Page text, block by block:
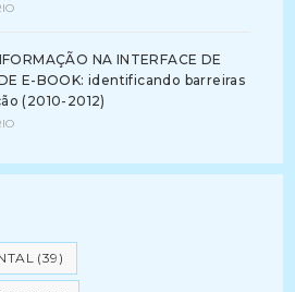
NA INTERFACE DE
E-BOOK: identificando barreiras
(2010-2012)
(39)